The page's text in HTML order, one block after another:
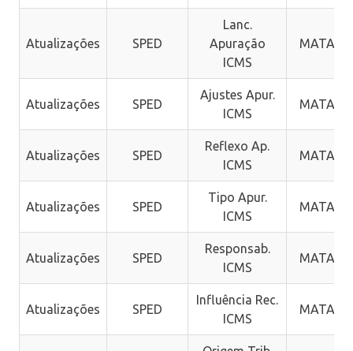
Atualizações SPED
Lanc.
Apuração
ICMS
Atualizações SPED
Ajustes Apur.
ICMS
Atualizações SPED
Reflexo Ap.
ICMS
Atualizações SPED
Tipo Apur.
ICMS
Atualizações SPED
Responsab.
ICMS
Atualizações SPED
Influência Rec.
ICMS